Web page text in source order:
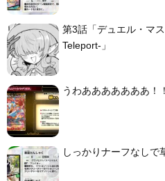
第3話「デュエル・マ
Teleport-」
うわあああああああ！
しっかりナーフなしで